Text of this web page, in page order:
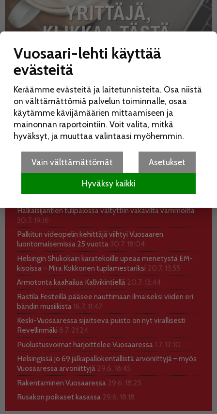
Koko perheen Elojuhlia vietetään Liinamaanpuistossa
15.8.7.8. 10:28
Kesätauon jälkeinen Vuosaari-lehti ilmestyy 12.8.
18:59
Halkaisijantien tulipalossa vältyttiin vakavilta vammoilta
30.7. 19:16
Palkitun videopelin kehittäjä viihtyi Vuosaaren
luontomaisemissa 25 vuotta 30.7. 18:04
Helsingin Shukokain karatekoille upeaa menetystä EM-
kisoissa – Mira Kokkonen tuplamestariksi 20.7. 13:55
Armotonta kaahailua Kallvikintiellä 20.7. 13:44
Rastila Festeillä pääsee nauttimaan ilmaiseksi viiden eri
bändin musiikista 16.7. 11:47
Keski-Vuosaaressa sijaitseva puisto on nyt virallisesti
Revellinmäki 8.7. 21:24
Puolustusvoimat harjoittelee Vuosaaressa 1.7. 12:10
Helsingissä jo 69 jalkapallokentällistä arvoniittyjä – myös
Vuosaaressa arvoniittyjä 29.6. 18:45
Rakentaminen Vuosaaressa 29.6. 18:25
Rusakon poikaset kasassa 29.6. 18:18
Vuosaari-lehti käyttää
evästeitä
Keräämme evästeitä ja laitetunnisteita. Osa niistä
on välttämättömiä palvelun toiminnalle, osaa
käytämme kävijämäärien mittaamiseen ja
mainonnan raportointiin. Voit valita, mitkä
hyväksyt, ja muuttaa valintaasi myöhemmin.
Vain välttämättömät Asetukset
Hyväksy kaikki